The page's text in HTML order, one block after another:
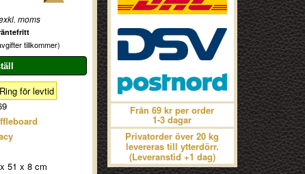
Från 69 kr per order
1-3 dagar
Privatorder över 20 kg
levereras till ytterdörr.
(Leveranstid +1 dag)
moms
tillkommer)
Ring för levtid
51 x 8 cm